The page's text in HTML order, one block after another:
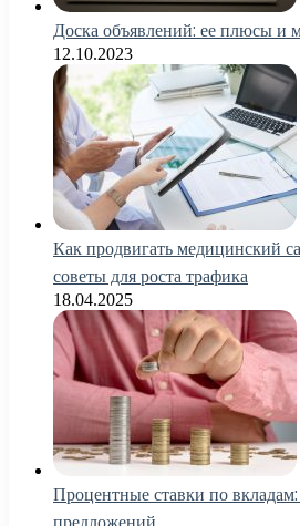
Доска объявлений: ее плюсы и
12.10.2023
Как продвигать медицинский
советы для роста трафика
18.04.2025
Процентные ставки по